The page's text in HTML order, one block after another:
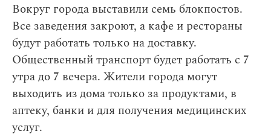
Вокруг города выставили семь блокпостов.
Все заведения закроют, а кафе и рестораны
будут работать только на доставку.
Общественный транспорт будет работать с 7
утра до 7 вечера. Жители города могут
выходить из дома только за продуктами, в
аптеку, банки и для получения медицинских
услуг.